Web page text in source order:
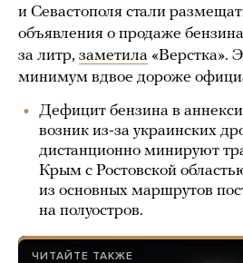
и Севастополя стали
объявления о продаже
за литр, заметила «Верстка».
минимум вдвое дороже
Дефицит бензина в
возник из-за украинских
дистанционно минируют
Крым с Ростовской
из основных маршрутов
на полуостров.
ЧИТАЙТЕ ТАКЖЕ